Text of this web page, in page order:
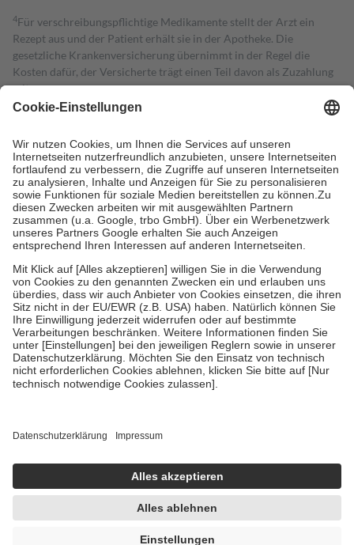
4Für verschreibungspflichtige Medikamente stellt der Arzt ein
Rezept aus und der Patient erhält sie in der Apotheke. Die
gesetzliche Krankenversicherung übernimmt in der Regel die
Kosten dafür, der Versicherte trägt einen Teil davon als Zuzahlung
mit.
Grundsätzlich leisten Mitglieder Zuzahlungen in Höhe von zehn
höchstens zehn Euro.
Es sind jedoch nie mehr als die tatsächlichen
Kosten der Leistung zu entrichten.
Diese Regeln gelten grundsätzlich auch für Online-Apotheken.
Bei Heilmitteln und häuslicher Krankenpflege beträgt die
Zuzahlung zehn Prozent der Kosten sowie zehn Euro je
Verordnung.
Um das Engagement der Versicherten für ihre eigene Gesundheit zu
stärken und die besondere Stellung der Familie zu unterstützen,
fallenkeine Zuzahlungenan bei:
• Kindern und Jugendlichen bis zum vollendeten 18. Lebensjahr
mit Ausnahme der Fahrkosten
• Untersuchungen zur Vorsorge und Früherkennung, die von der
GKV getragen werden
• empfohlenen Schutzimpfungen
• Harn- und Blutteststreifen
getroffen, um sicherzustellen, dass es sich um echte Bewertungen
https://help.etrusted.com/hc/de/articles/4419944605341
Einige Bilder und Inhalte wurden unter Zuhilfenahme künstlicher